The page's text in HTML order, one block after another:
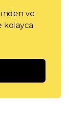
ve
kolayca